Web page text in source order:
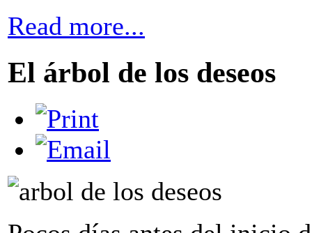
Read more...
El árbol de los deseos